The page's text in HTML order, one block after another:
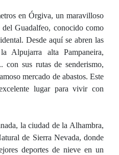
en Órgiva, un maravilloso
Guadalfeo, conocido como
Desde aquí se abren las
Alpujarra alta Pampaneira,
con sus rutas de senderismo,
mercado de abastos. Este
lugar para vivir con
la ciudad de la Alhambra,
de Sierra Nevada, donde
deportes de nieve en un